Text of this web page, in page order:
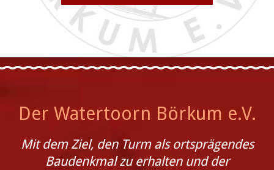
Der Watertoorn Börkum e.V.
Mit dem Ziel, den Turm als ortsprägendes
Baudenkmal zu erhalten und der